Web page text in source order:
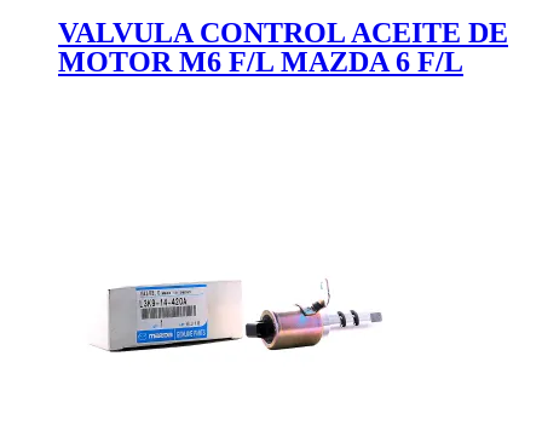
VALVULA CONTROL ACEITE DE
MOTOR M6 F/L MAZDA 6 F/L